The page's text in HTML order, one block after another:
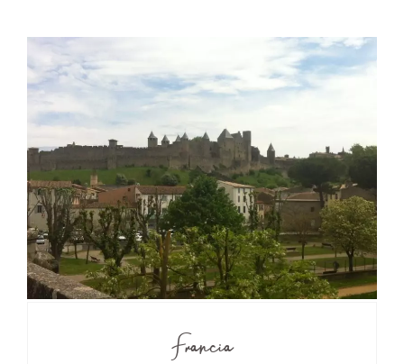
Francia